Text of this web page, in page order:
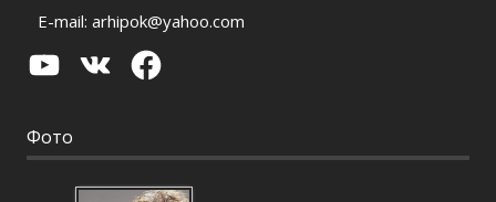
E-mail:arhipok@yahoo.com
YouTube
VK Facebook
Фото